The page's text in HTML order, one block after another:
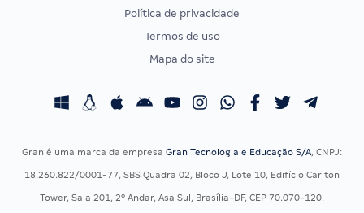
CONCURSOS POR PROFISSÃO
Concursos Fiscais
EXAME DE ORDEM
Calendário OAB
Política de privacidade
Termos de uso
Mapa do site
Gran é uma marca da empresa Gran Tecnologia e Educação S/A, CNPJ:
18.260.822/0001-77, SBS Quadra 02, Bloco J, Lote 10, Edifício Carlton
Tower, Sala 201, 2º Andar, Asa Sul, Brasília-DF, CEP 70.070-120.